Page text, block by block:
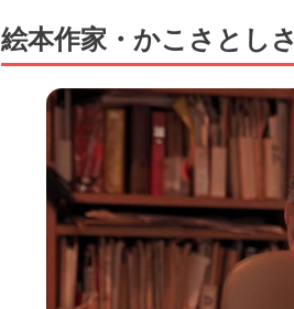
絵本作家・かこさとし